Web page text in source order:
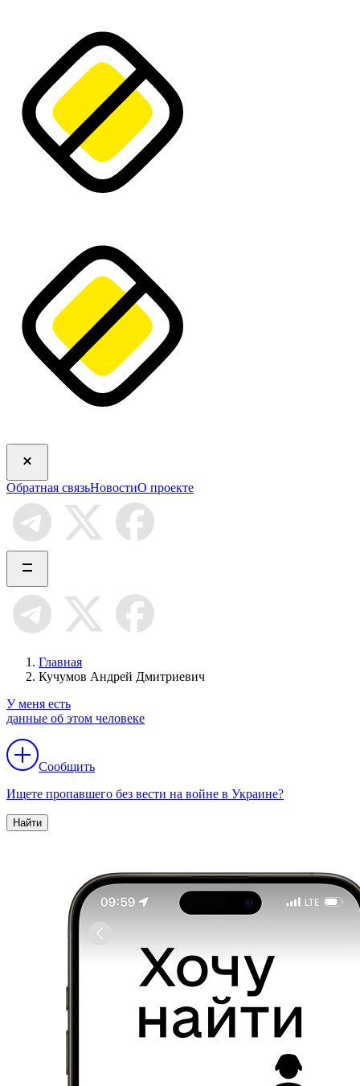
Обратная связьНовостиО проекте
Главная
Кучумов Андрей Дмитриевич
У меня есть
данные об этом человеке
Сообщить
Ищете пропавшего без вести на войне в Украине?
Найти